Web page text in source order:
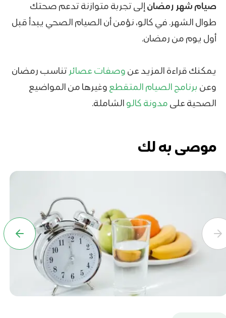
صيام شهر رمضان إلى تجربة متوازنة تدعم صحتك
طوال الشهر. في كالو، نؤمن أن الصيام الصحي يبدأ قبل
أول يوم من رمضان.
يمكنك قراءة المزيد عن وصفات عصائر تناسب رمضان
وعن برنامج الصيام المتقطع وغيرها من المواضيع
الصحية على مدونة كالو الشاملة.
موصى به لك